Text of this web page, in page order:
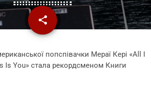
share
email
попспівачки Мераї Кері «All I
Is You» стала рекордсменом Книги